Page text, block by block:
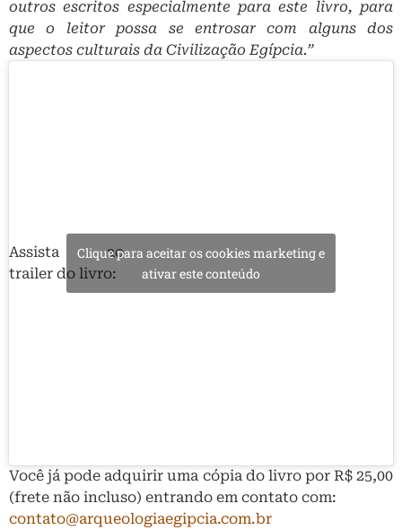
outros escritos especialmente para este livro, para
que o leitor possa se entrosar com alguns dos
aspectos culturais da Civilização Egípcia.”
Assista ao
trailer do livro:
Clique para aceitar os cookies marketing e
ativar este conteúdo
Você já pode adquirir uma cópia do livro por R$ 25,00
(frete não incluso) entrando em contato com:
contato@arqueologiaegipcia.com.br